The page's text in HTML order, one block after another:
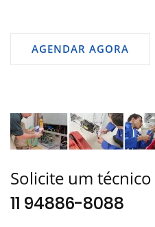
AGENDAR AGORA
Solicite um técnico
11 94886-8088